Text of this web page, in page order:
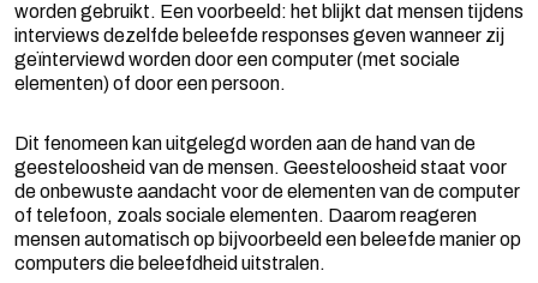
worden gebruikt. Een voorbeeld: het blijkt dat mensen tijdens
interviews dezelfde beleefde responses geven wanneer zij
geïnterviewd worden door een computer (met sociale
elementen) of door een persoon.
Dit fenomeen kan uitgelegd worden aan de hand van de
geesteloosheid van de mensen. Geesteloosheid staat voor
de onbewuste aandacht voor de elementen van de computer
of telefoon, zoals sociale elementen. Daarom reageren
mensen automatisch op bijvoorbeeld een beleefde manier op
computers die beleefdheid uitstralen.